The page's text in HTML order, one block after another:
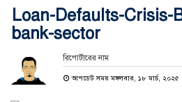
Loan-Defaults-Crisis-
bank-sector
রিপোর্টারের নাম
আপডেট সময় মঙ্গলবার, ১৮ মার্চ, ২০২৫